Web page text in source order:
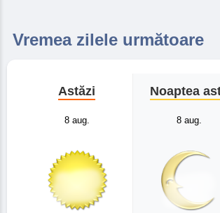
Vremea zilele următoare
Astăzi
8 aug.
Noaptea
8 aug.